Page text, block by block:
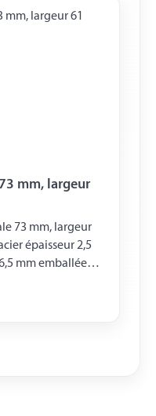
mm, largeur
73 mm, largeur
épaisseur 2,5
mm emballée